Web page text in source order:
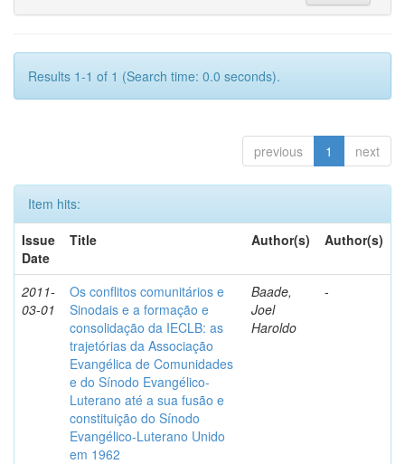
Results 1-1 of 1 (Search time: 0.0 seconds).
previous 1 next
Item hits:
Issue
Date
Title Author(s) Author(s)
2011-
03-01
Os conflitos comunitários e
Sinodais e a formação e
consolidação da IECLB: as
trajetórias da Associação
Evangélica de Comunidades
e do Sínodo Evangélico-
Luterano até a sua fusão e
constituição do Sínodo
Evangélico-Luterano Unido
em 1962
Baade,
Joel
Haroldo
-